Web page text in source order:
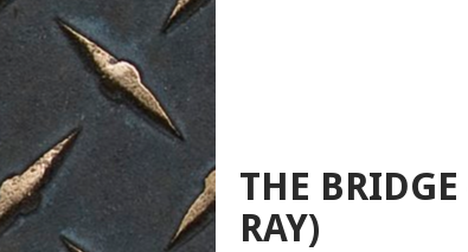
THE
RAY)